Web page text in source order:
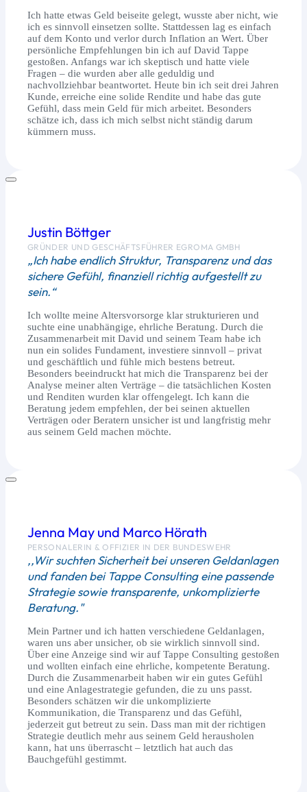
Ich hatte etwas Geld beiseite gelegt, wusste aber nicht, wie
ich es sinnvoll einsetzen sollte. Stattdessen lag es einfach
auf dem Konto und verlor durch Inflation an Wert. Über
persönliche Empfehlungen bin ich auf David Tappe
gestoßen. Anfangs war ich skeptisch und hatte viele
Fragen – die wurden aber alle geduldig und
nachvollziehbar beantwortet. Heute bin ich seit drei Jahren
Kunde, erreiche eine solide Rendite und habe das gute
Gefühl, dass mein Geld für mich arbeitet. Besonders
schätze ich, dass ich mich selbst nicht ständig darum
kümmern muss.
Justin Böttger
GRÜNDER UND GESCHÄFTSFÜHRER EGROMA GMBH
„Ich habe endlich Struktur, Transparenz und das
sichere Gefühl, finanziell richtig aufgestellt zu
sein.“
Ich wollte meine Altersvorsorge klar strukturieren und
suchte eine unabhängige, ehrliche Beratung. Durch die
Zusammenarbeit mit David und seinem Team habe ich
nun ein solides Fundament, investiere sinnvoll – privat
und geschäftlich und fühle mich bestens betreut.
Besonders beeindruckt hat mich die Transparenz bei der
Analyse meiner alten Verträge – die tatsächlichen Kosten
und Renditen wurden klar offengelegt. Ich kann die
Beratung jedem empfehlen, der bei seinen aktuellen
Verträgen oder Beratern unsicher ist und langfristig mehr
aus seinem Geld machen möchte.
Jenna May und Marco Hörath
PERSONALERIN & OFFIZIER IN DER BUNDESWEHR
,,Wir suchten Sicherheit bei unseren Geldanlagen
und fanden bei Tappe Consulting eine passende
Strategie sowie transparente, unkomplizierte
Beratung."
Mein Partner und ich hatten verschiedene Geldanlagen,
waren uns aber unsicher, ob sie wirklich sinnvoll sind.
Über eine Anzeige sind wir auf Tappe Consulting gestoßen
und wollten einfach eine ehrliche, kompetente Beratung.
Durch die Zusammenarbeit haben wir ein gutes Gefühl
und eine Anlagestrategie gefunden, die zu uns passt.
Besonders schätzen wir die unkomplizierte
Kommunikation, die Transparenz und das Gefühl,
jederzeit gut betreut zu sein. Dass man mit der richtigen
Strategie deutlich mehr aus seinem Geld herausholen
kann, hat uns überrascht – letztlich hat auch das
Bauchgefühl gestimmt.